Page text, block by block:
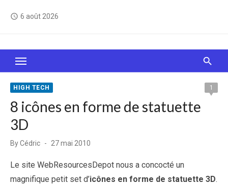
access_time 6 août 2026
Le Web, c'est comme une boîte de chocolats… On
sait jamais sur quoi on va tomber !
HIGH TECH 1
8 icônes en forme de statuette
3D
ByCédric
Posted
27 mai 2010
Le site WebResourcesDepot nous a concocté un
magnifique petit set d’icônes en forme de statuette 3D.